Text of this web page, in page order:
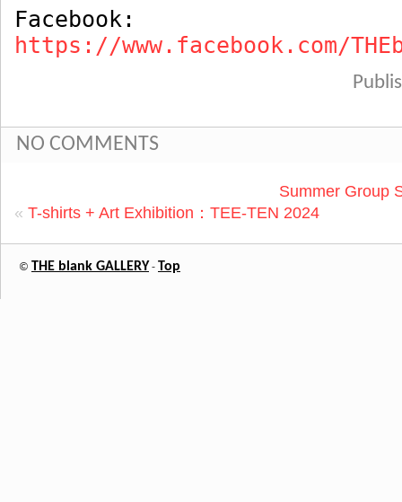
Facebook:
https://www.facebook.com/
NO COMMENTS
Summer Group
« T-shirts + Art Exhibition：TEE-TEN 2024
© THE blank GALLERY - Top